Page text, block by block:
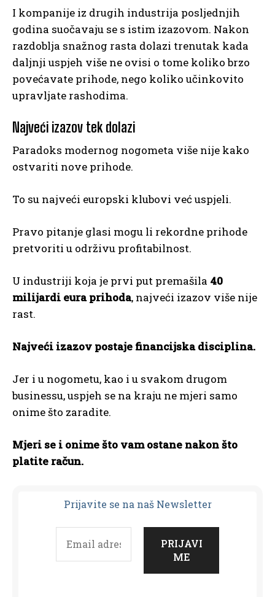
I kompanije iz drugih industrija posljednjih
godina suočavaju se s istim izazovom. Nakon
razdoblja snažnog rasta dolazi trenutak kada
daljnji uspjeh više ne ovisi o tome koliko brzo
povećavate prihode, nego koliko učinkovito
upravljate rashodima.
Najveći izazov tek dolazi
Paradoks modernog nogometa više nije kako
ostvariti nove prihode.
To su najveći europski klubovi već uspjeli.
Pravo pitanje glasi mogu li rekordne prihode
pretvoriti u održivu profitabilnost.
U industriji koja je prvi put premašila 40
milijardi eura prihoda, najveći izazov više nije
rast.
Najveći izazov postaje financijska disciplina.
Jer i u nogometu, kao i u svakom drugom
businessu, uspjeh se na kraju ne mjeri samo
onime što zaradite.
Mjeri se i onime što vam ostane nakon što
platite račun.
Prijavite se na naš Newsletter